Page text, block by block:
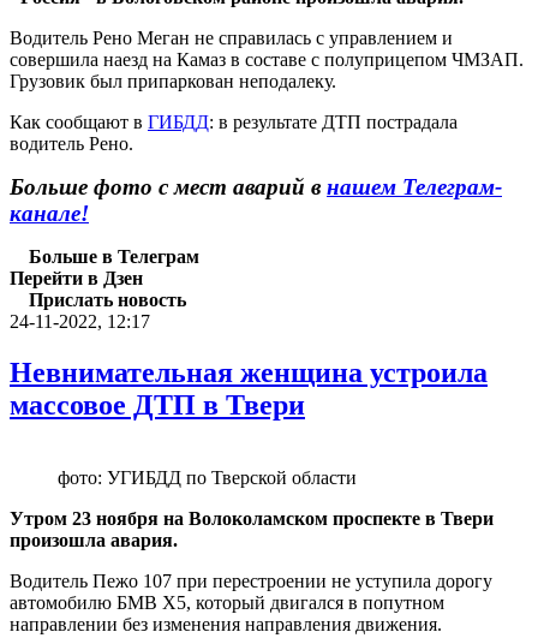
Водитель Рено Меган не справилась с управлением и
совершила наезд на Камаз в составе с полуприцепом ЧМЗАП.
Грузовик был припаркован неподалеку.
Как сообщают в ГИБДД: в результате ДТП пострадала
водитель Рено.
Больше фото с мест аварий в нашем Телеграм-
канале!
Больше в Телеграм
Перейти в Дзен
Прислать новость
24-11-2022, 12:17
Невнимательная женщина устроила
массовое ДТП в Твери
фото: УГИБДД по Тверской области
Утром 23 ноября на Волоколамском проспекте в Твери
произошла авария.
Водитель Пежо 107 при перестроении не уступила дорогу
автомобилю БМВ Х5, который двигался в попутном
направлении без изменения направления движения.